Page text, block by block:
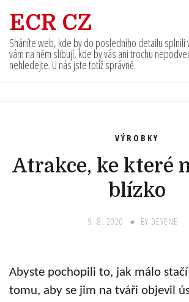
content
ECR CZ
Sháníte web, kde by do posledního detailu splnili
vám na něm slibují, kde by vás ani trochu
nehledejte. U nás jste totiž správně.
VÝROBKY
Atrakce, ke které
blízko
9. 8. 2020 BY DEVENE
Abyste pochopili to, jak málo
tomu, aby se jim na tváři objevil